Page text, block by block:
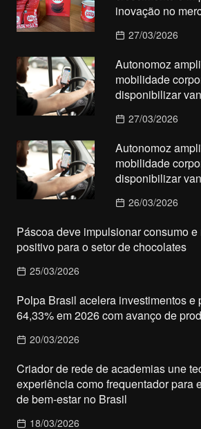
inovação no
27/03/2026
Autonomoz
mobilidade
disponibilizar
27/03/2026
Autonomoz
mobilidade
disponibilizar
26/03/2026
Páscoa deve impulsionar consumo
positivo para o setor de chocolates
25/03/2026
Polpa Brasil acelera investimentos e
64,33% em 2026 com avanço de
20/03/2026
Criador de rede de academias une
experiência como frequentador para
de bem-estar no Brasil
18/03/2026